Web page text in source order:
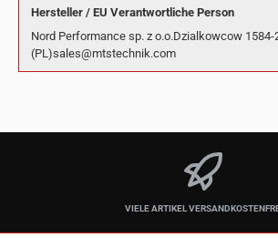
Hersteller / EU Verantwortliche Person
Nord Performance sp. z o.o.Dzialkowcow 1584-
(PL)sales@mtstechnik.com
VIELE ARTIKEL